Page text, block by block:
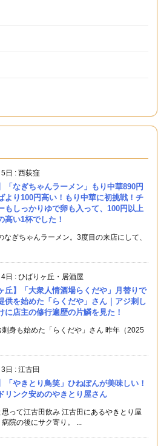
日 : 西荻窪
「なぎちゃんラーメン」もり中華890円
より100円高い！もり中華に初挑戦！チ
もしっかりゆで卵も入って、100円以上
高い1杯でした！
ぎちゃんラーメン。3度目の来店にして、
日 : ひばりヶ丘・居酒屋
丘】「大衆人情酒場らくだや」月替りで
供を始めた「らくだや」さん｜アジ刺し
に店主の修行遍歴の片鱗を見た！
刺身も始めた「らくだや」さん 昨年（2025
日 : 江古田
「やきとり鳥笑」ひねぽんが美味しい！
リンク安めのやきとり屋さん
って江古田飲み 江古田にあるやきとり屋
院の後にサク寄り。 ...